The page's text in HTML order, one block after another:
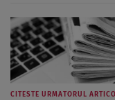
CITESTE URMATORUL